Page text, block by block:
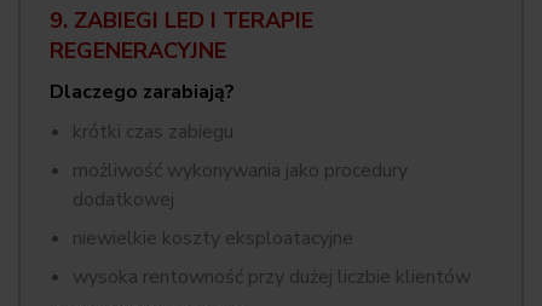
9. ZABIEGI LED I TERAPIE
REGENERACYJNE
Dlaczego zarabiają?
krótki czas zabiegu
możliwość wykonywania jako procedury
dodatkowej
niewielkie koszty eksploatacyjne
wysoka rentowność przy dużej liczbie klientów